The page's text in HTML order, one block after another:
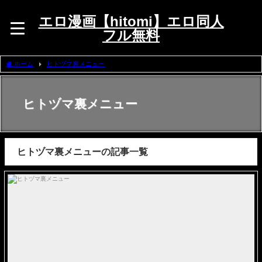
エロ漫画【hitomi】エロ同人
フル無料
ホーム ヒトヅマ裏メニュー
ヒトヅマ裏メニュー
ヒトヅマ裏メニューの記事一覧